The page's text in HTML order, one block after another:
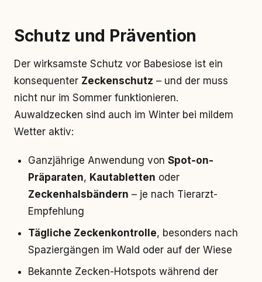
Schutz und Prävention
Der wirksamste Schutz vor Babesiose ist ein
konsequenter Zeckenschutz – und der muss
nicht nur im Sommer funktionieren.
Auwaldzecken sind auch im Winter bei mildem
Wetter aktiv:
Ganzjährige Anwendung von Spot-on-
Präparaten, Kautabletten oder
Zeckenhalsbändern – je nach Tierarzt-
Empfehlung
Tägliche Zeckenkontrolle, besonders nach
Spaziergängen im Wald oder auf der Wiese
Bekannte Zecken-Hotspots während der